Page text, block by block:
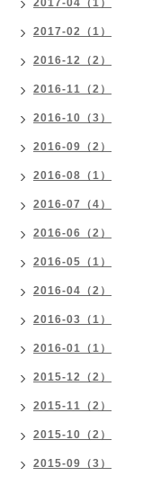
2017-04（1）
2017-02（1）
2016-12（2）
2016-11（2）
2016-10（3）
2016-09（2）
2016-08（1）
2016-07（4）
2016-06（2）
2016-05（1）
2016-04（2）
2016-03（1）
2016-01（1）
2015-12（2）
2015-11（2）
2015-10（2）
2015-09（3）